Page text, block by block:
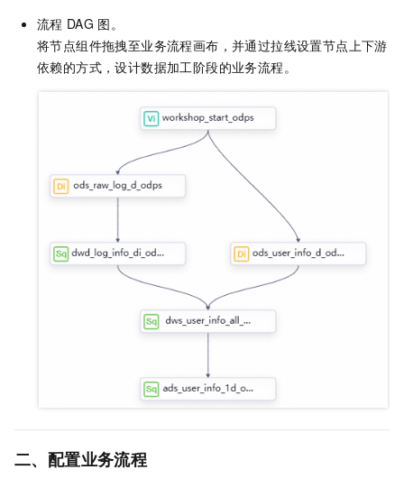
流程 DAG 图。
将节点组件拖拽至业务流程画布，并通过拉线设置节点上下游
依赖的方式，设计数据加工阶段的业务流程。
二、配置业务流程